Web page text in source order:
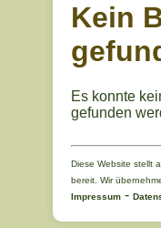
Kein
Es konnte
gefunden
Diese Website stellt
bereit. Wir
Impressum -